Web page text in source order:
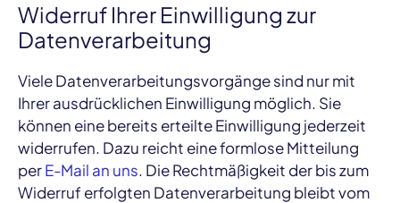
Widerruf Ihrer Einwilligung zur
Datenverarbeitung
Viele Datenverarbeitungsvorgänge sind nur mit
Ihrer ausdrücklichen Einwilligung möglich. Sie
können eine bereits erteilte Einwilligung jederzeit
widerrufen. Dazu reicht eine formlose Mitteilung
perE-Mail an uns. Die Rechtmäßigkeit der bis zum
Widerruf erfolgten Datenverarbeitung bleibt vom